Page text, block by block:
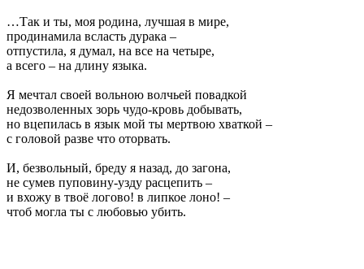
…Так и ты, моя родина, лучшая в мире,
продинамила всласть дурака –
отпустила, я думал, на все на четыре,
а всего – на длину языка.
Я мечтал своей вольною волчьей повадкой
недозволенных зорь чудо-кровь добывать,
но вцепилась в язык мой ты мертвою хваткой –
с головой разве что оторвать.
И, безвольный, бреду я назад, до загона,
не сумев пуповину-узду расцепить –
и вхожу в твоё логово! в липкое лоно! –
чтоб могла ты с любовью убить.